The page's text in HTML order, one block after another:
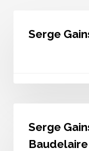
Serge
Baudelaire
Serge
Baudelaire